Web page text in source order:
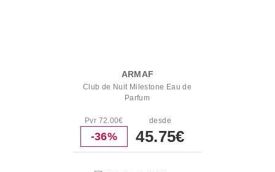
ARMAF
Club de Nuit Milestone Eau de
Parfum
Pvr 72.00€
-36%
desde
45.75€